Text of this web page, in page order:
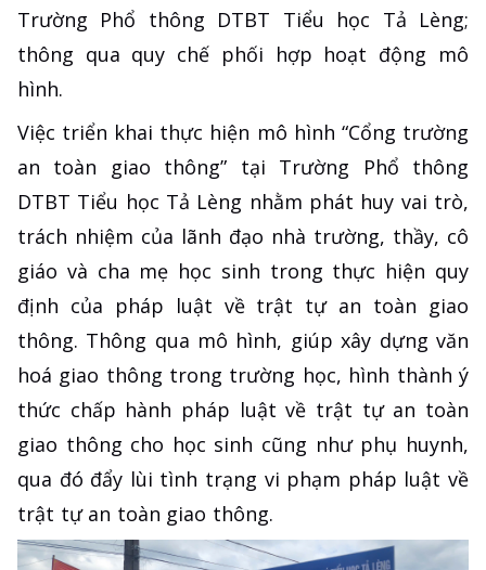
Trường Phổ thông DTBT Tiểu học Tả Lèng;
thông qua quy chế phối hợp hoạt động mô
hình.
Việc triển khai thực hiện mô hình “Cổng trường
an toàn giao thông” tại Trường Phổ thông
DTBT Tiểu học Tả Lèng nhằm phát huy vai trò,
trách nhiệm của lãnh đạo nhà trường, thầy, cô
giáo và cha mẹ học sinh trong thực hiện quy
định của pháp luật về trật tự an toàn giao
thông. Thông qua mô hình, giúp xây dựng văn
hoá giao thông trong trường học, hình thành ý
thức chấp hành pháp luật về trật tự an toàn
giao thông cho học sinh cũng như phụ huynh,
qua đó đẩy lùi tình trạng vi phạm pháp luật về
trật tự an toàn giao thông.